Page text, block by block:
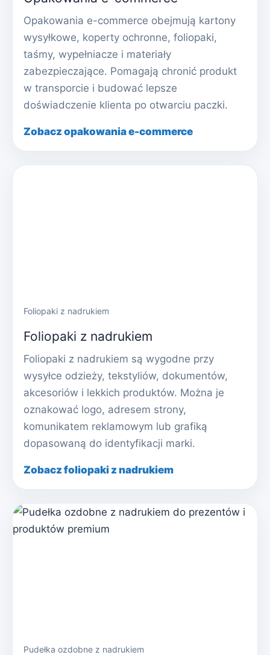
Opakowania e-commerce obejmują kartony
wysyłkowe, koperty ochronne, foliopaki,
taśmy, wypełniacze i materiały
zabezpieczające. Pomagają chronić produkt
w transporcie i budować lepsze
doświadczenie klienta po otwarciu paczki.
Zobacz opakowania e-commerce
Foliopaki z nadrukiem
Foliopaki z nadrukiem
Foliopaki z nadrukiem są wygodne przy
wysyłce odzieży, tekstyliów, dokumentów,
akcesoriów i lekkich produktów. Można je
oznakować logo, adresem strony,
komunikatem reklamowym lub grafiką
dopasowaną do identyfikacji marki.
Zobacz foliopaki z nadrukiem
Pudełka ozdobne z nadrukiem